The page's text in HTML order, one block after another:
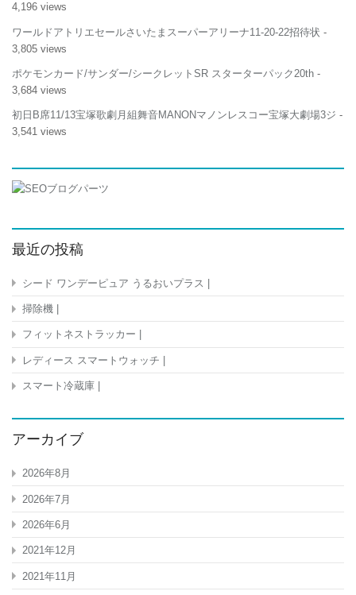
4,196 views
ワールドアトリエセールさいたまスーパーアリーナ11-20-22招待状 -
3,805 views
ポケモンカード/サンダー/シークレットSR スターターパック20th -
3,684 views
初日B席11/13宝塚歌劇月組舞音MANONマノンレスコー宝塚大劇場3ジ -
3,541 views
最近の投稿
シード ワンデーピュア うるおいプラス |
掃除機 |
フィットネストラッカー |
レディース スマートウォッチ |
スマート冷蔵庫 |
アーカイブ
2026年8月
2026年7月
2026年6月
2021年12月
2021年11月